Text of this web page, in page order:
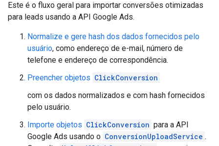
Este é o fluxo geral para importar conversões otimizadas
para leads usando a API Google Ads.
Normalize e gere hash dos dados fornecidos pelo
usuário, como endereço de e-mail, número de
telefone e endereço de correspondência.
Preencher objetos ClickConversion
com os dados normalizados e com hash fornecidos
pelo usuário.
Importe objetos ClickConversion para a API
Google Ads usando o ConversionUploadService .